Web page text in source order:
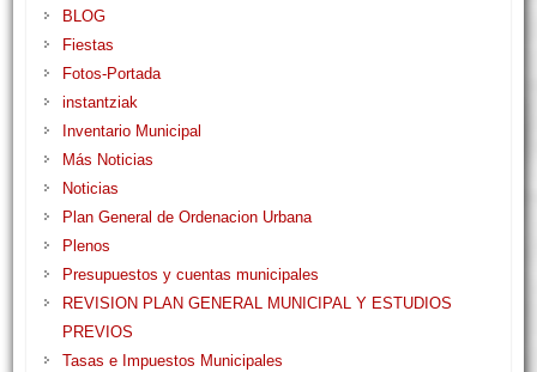
BLOG
Fiestas
Fotos-Portada
instantziak
Inventario Municipal
Más Noticias
Noticias
Plan General de Ordenacion Urbana
Plenos
Presupuestos y cuentas municipales
REVISION PLAN GENERAL MUNICIPAL Y ESTUDIOS
PREVIOS
Tasas e Impuestos Municipales